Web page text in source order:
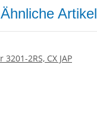
Ähnliche Artikel